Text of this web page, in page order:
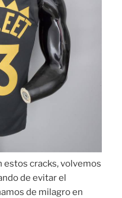
estos cracks, volvemos
de evitar el
de milagro en